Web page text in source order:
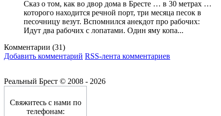
Сказ о том, как во двор дома в Бресте … в 30 метрах …
которого находится речной порт, три месяца песок в
песочницу везут. Вспомнился анекдот про рабочих:
Идут два рабочих с лопатами. Один яму копа...
Комментарии (31)
Добавить комментарий RSS-лента комментариев
Реальный Брест © 2008 - 2026
Свяжитесь с нами по
телефонам: